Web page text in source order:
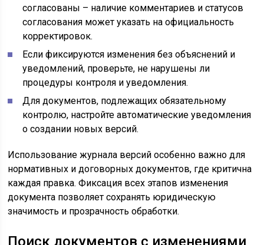
согласованы – наличие комментариев и статусов
согласования может указать на официальность
корректировок.
Если фиксируются изменения без объяснений и
уведомлений, проверьте, не нарушены ли
процедуры контроля и уведомления.
Для документов, подлежащих обязательному
контролю, настройте автоматические уведомления
о создании новых версий.
Использование журнала версий особенно важно для
нормативных и договорных документов, где критична
каждая правка. Фиксация всех этапов изменения
документа позволяет сохранять юридическую
значимость и прозрачность обработки.
Поиск документов с изменениями